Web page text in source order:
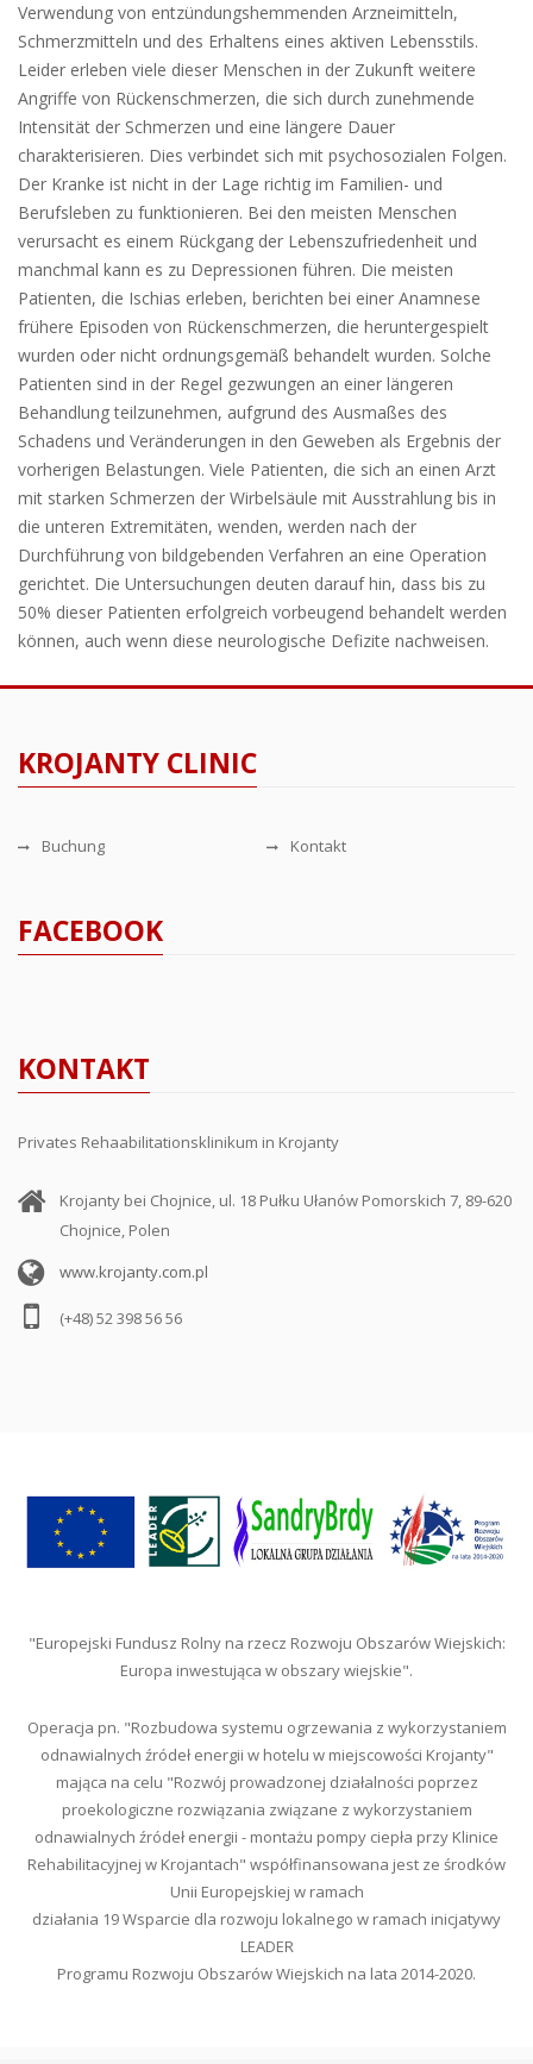
Verwendung von entzündungshemmenden Arzneimitteln,
Schmerzmitteln und des Erhaltens eines aktiven Lebensstils.
Leider erleben viele dieser Menschen in der Zukunft weitere
Angriffe von Rückenschmerzen, die sich durch zunehmende
Intensität der Schmerzen und eine längere Dauer
charakterisieren. Dies verbindet sich mit psychosozialen Folgen.
Der Kranke ist nicht in der Lage richtig im Familien- und
Berufsleben zu funktionieren. Bei den meisten Menschen
verursacht es einem Rückgang der Lebenszufriedenheit und
manchmal kann es zu Depressionen führen. Die meisten
Patienten, die Ischias erleben, berichten bei einer Anamnese
frühere Episoden von Rückenschmerzen, die heruntergespielt
wurden oder nicht ordnungsgemäß behandelt wurden. Solche
Patienten sind in der Regel gezwungen an einer längeren
Behandlung teilzunehmen, aufgrund des Ausmaßes des
Schadens und Veränderungen in den Geweben als Ergebnis der
vorherigen Belastungen. Viele Patienten, die sich an einen Arzt
mit starken Schmerzen der Wirbelsäule mit Ausstrahlung bis in
die unteren Extremitäten, wenden, werden nach der
Durchführung von bildgebenden Verfahren an eine Operation
gerichtet. Die Untersuchungen deuten darauf hin, dass bis zu
50% dieser Patienten erfolgreich vorbeugend behandelt werden
können, auch wenn diese neurologische Defizite nachweisen.
KROJANTY CLINIC
Buchung Kontakt
FACEBOOK
KONTAKT
Privates Rehaabilitationsklinikum in Krojanty
Krojanty bei Chojnice, ul. 18 Pułku Ułanów Pomorskich 7, 89-620
Chojnice, Polen
www.krojanty.com.pl
(+48) 52 398 56 56
"Europejski Fundusz Rolny na rzecz Rozwoju Obszarów Wiejskich:
Europa inwestująca w obszary wiejskie".
Operacja pn. "Rozbudowa systemu ogrzewania z wykorzystaniem
odnawialnych źródeł energii w hotelu w miejscowości Krojanty"
mająca na celu "Rozwój prowadzonej działalności poprzez
proekologiczne rozwiązania związane z wykorzystaniem
odnawialnych źródeł energii - montażu pompy ciepła przy Klinice
Rehabilitacyjnej w Krojantach" współfinansowana jest ze środków
Unii Europejskiej w ramach
działania 19 Wsparcie dla rozwoju lokalnego w ramach inicjatywy
LEADER
Programu Rozwoju Obszarów Wiejskich na lata 2014-2020.